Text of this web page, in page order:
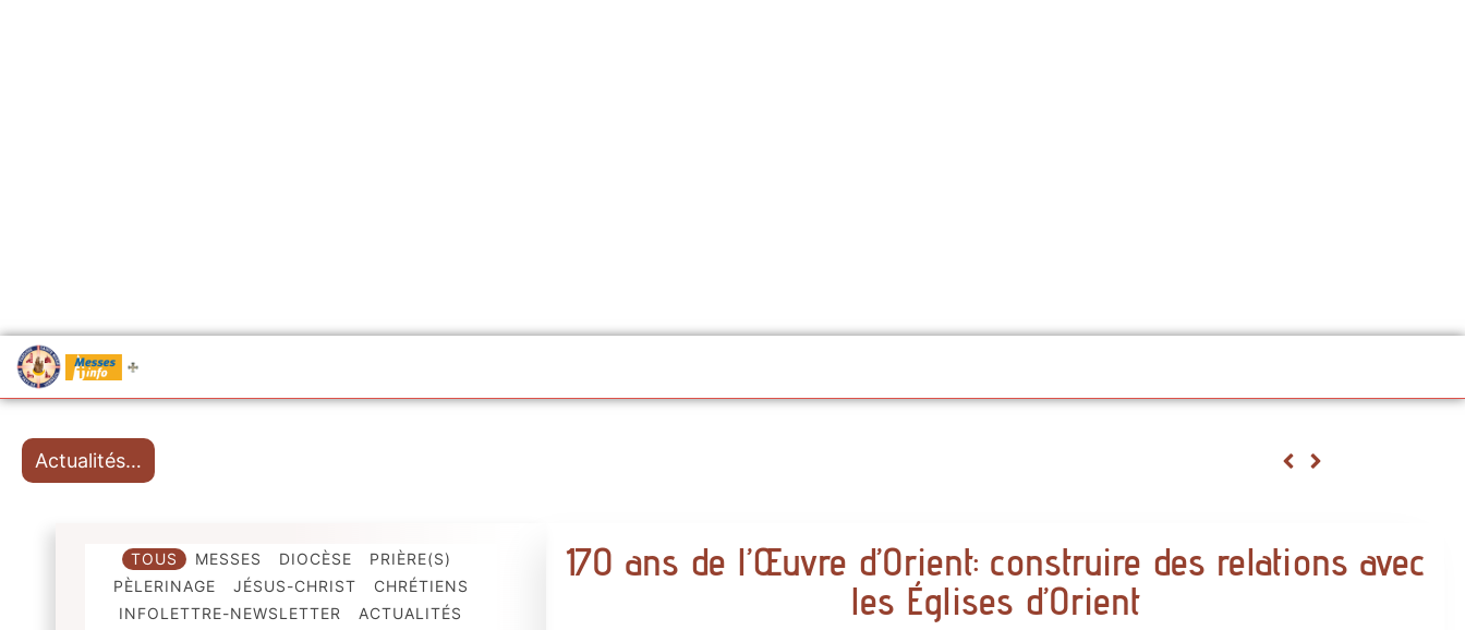
Messes
Actualités…
TOUS MESSES DIOCÈSE
PRIÈRE(S)
PÈLERINAGE
JÉSUS-CHRIST
CHRÉTIENS
INFOLETTRE-NEWSLETTER
ACTUALITÉS
170 ans de l’Œuvre d’Orient: construire des relations avec
les Églises d’Orient